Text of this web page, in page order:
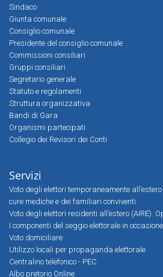
Sindaco
Giunta comunale
Consiglio comunale
Presidente del consiglio comunale
Commissioni consiliari
Gruppi consiliari
Segretario generale
Statuto e regolamenti
Struttura organizzativa
Bandi di Gara
Organismi partecipati
Collegio dei Revisori dei Conti
Servizi
Voto degli elettori temporaneamente
cure mediche e dei familiari conviventi
Voto degli elettori residenti all’estero (AIRE).
I componenti del seggio elettorale in
Voto domiciliare
Utilizzo locali per propaganda elettorale
Centralino telefonico - PEC
Albo pretorio Online